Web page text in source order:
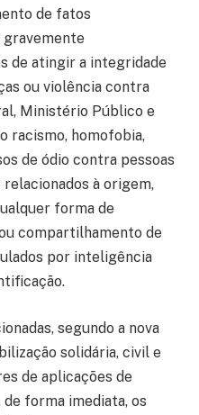
de fatos
de atingir a integridade
ou violência contra
Ministério Público e
racismo, homofobia,
de ódio contra pessoas
à origem,
forma de
compartilhamento de
por inteligência
segundo a nova
solidária, civil e
de aplicações de
forma imediata, os